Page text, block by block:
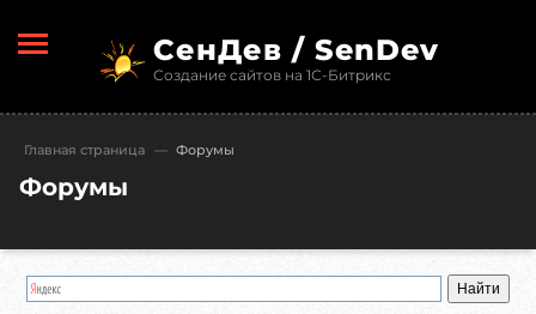
СенДев / SenDev
Создание сайтов на 1С-Битрикс
Главная страница — Форумы
Форумы